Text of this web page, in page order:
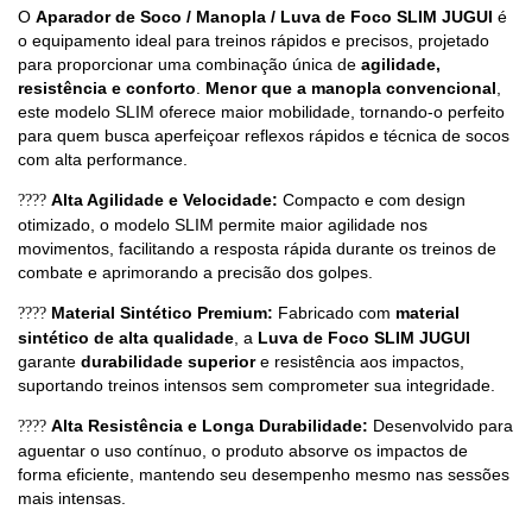
O Aparador de Soco / Manopla / Luva de Foco SLIM JUGUI é
o equipamento ideal para treinos rápidos e precisos, projetado
para proporcionar uma combinação única de agilidade,
resistência e conforto
Menor que a manopla convencional
este modelo SLIM oferece maior mobilidade, tornando-o perfeito
para quem busca aperfeiçoar reflexos rápidos e técnica de socos
com alta performance.
???? Alta Agilidade e Velocidade: Compacto e com design
otimizado, o modelo SLIM permite maior agilidade nos
movimentos, facilitando a resposta rápida durante os treinos de
combate e aprimorando a precisão dos golpes.
????️ Material Sintético Premium: Fabricado com material
sintético de alta qualidade , a Luva de Foco SLIM JUGUI
garante durabilidade superiore resistência aos impactos,
suportando treinos intensos sem comprometer sua integridade.
???? Alta Resistência e Longa Durabilidade: Desenvolvido para
aguentar o uso contínuo, o produto absorve os impactos de
forma eficiente, mantendo seu desempenho mesmo nas sessões
mais intensas.